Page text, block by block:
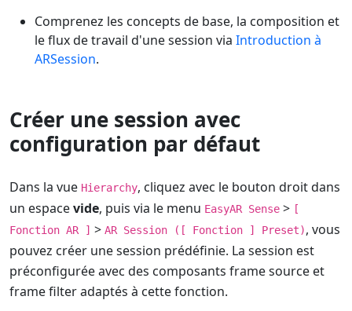
Comprenez les concepts de base, la composition et
le flux de travail d'une session via Introduction à
ARSession.
Créer une session avec
configuration par défaut
Dans la vue Hierarchy, cliquez avec le bouton droit dans
un espacevide, puis via le menu EasyAR Sense > [
Fonction AR ] > AR Session ([ Fonction ] Preset), vous
pouvez créer une session prédéfinie. La session est
préconfigurée avec des composants frame source et
frame filter adaptés à cette fonction.